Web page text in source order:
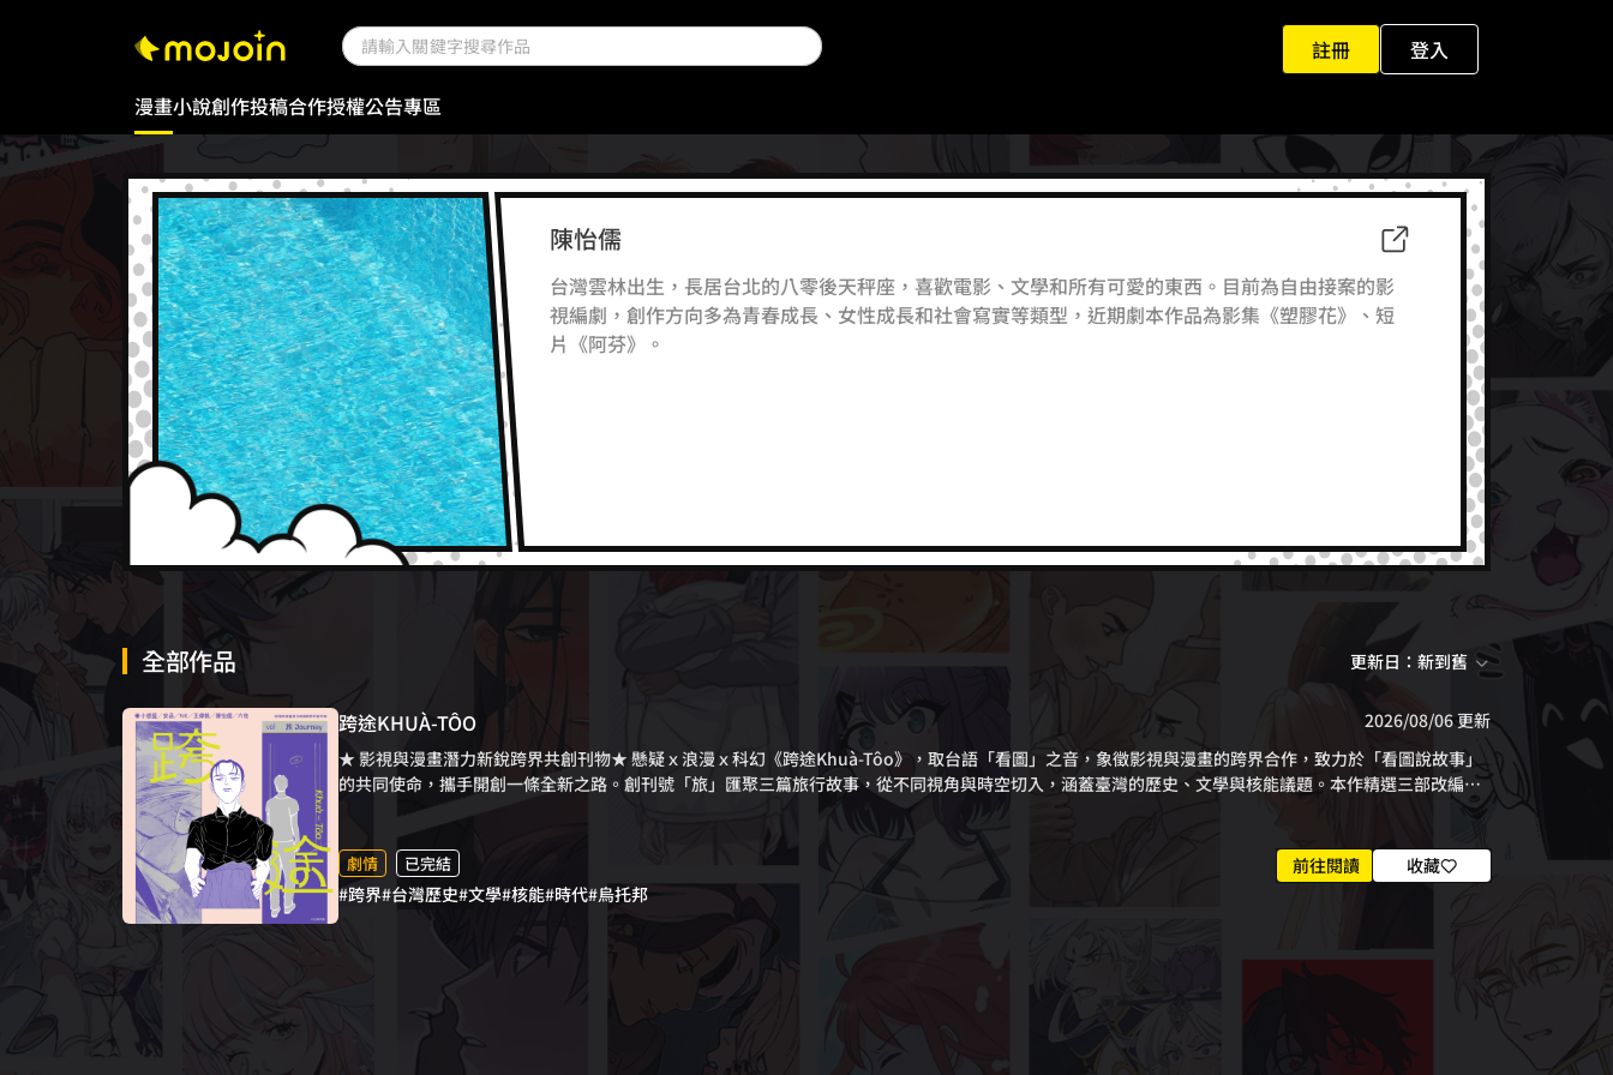
註冊
登入
漫畫小說創作投稿合作授權公告專區
陳怡儒
台灣雲林出生，長居台北的八零後天秤座，喜歡電影、文學和所有可愛的東西。目前為自由接案的影
視編劇，創作方向多為青春成長、女性成長和社會寫實等類型，近期劇本作品為影集《塑膠花》、短
片《阿芬》。
全部作品 更新日：新到舊
跨途KHUÀ-TÔO
2026/08/06 更新
★ 影視與漫畫潛力新銳跨界共創刊物★ 懸疑ｘ浪漫ｘ科幻《跨途Khuà-Tôo》，取台語「看圖」之音，象徵影視與漫畫的跨界合作，致力於「看圖說故事」
的共同使命，攜手開創一條全新之路。創刊號「旅」匯聚三篇旅行故事，從不同視角與時空切入，涵蓋臺灣的歷史、文學與核能議題。本作精選三部改編自
影視劇本的短篇漫畫—《双生綺譚》、《破曉：霧中女子》、《失能之谷：Z》，搭配編劇與漫畫家的創作訪談，全方位解構創作心流。咱作伙來看(Khuà)
圖(Tôo)，一同探索！《双生綺譚》（編劇／小惑星、漫畫家／安品）改編自電影短片《双生花》，獲文策院原創漫畫及劇本創作競賽佳作。昭和十二年，被
詛咒的龍鳳胎和溫泉鄉的家族悲劇。《破曉：霧中女子》（編劇／ＮＫ、漫畫家／王偉帆）改編自電影《破曉》，發想自台灣文學家翁鬧生平。日治知識分
子必經之路，鄉愁與浪漫交織的時代渡輪之旅。《失能之谷：Z》（編劇／陳怡儒、漫畫家／六牧）改編自影集《失能之谷》，以恆春核三廠為背景的科幻
寓言。能源耗盡的近未來，臨時組隊的少女和傭兵，尋覓啟動致幻藥物的烏托邦。
劇情 已完結
#跨界#台灣歷史#文學#核能#時代#烏托邦
前往閱讀 收藏